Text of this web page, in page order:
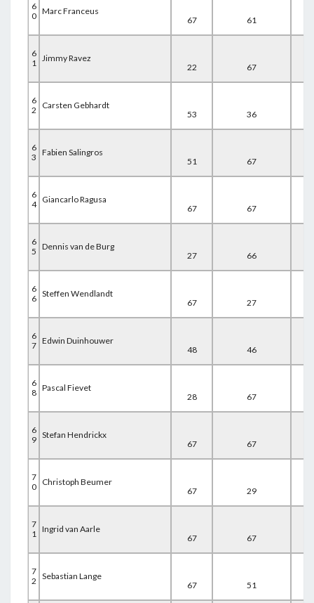
6
0 Marc Franceus
67
61
6
1 Jimmy Ravez
22
67
6
2
Carsten Gebhardt
53
36
6
3
Fabien Salingros
51
67
6
4
Giancarlo Ragusa
67
67
6
5
Dennis van de Burg
27
66
6
6 Steffen Wendlandt
67
27
6
7 Edwin Duinhouwer
48
46
6
8 Pascal Fievet
28
67
6
9 Stefan Hendrickx
67
67
7
0
Christoph Beumer
67
29
7
1 Ingrid van Aarle
67
67
7
2
Sebastian Lange
67
51